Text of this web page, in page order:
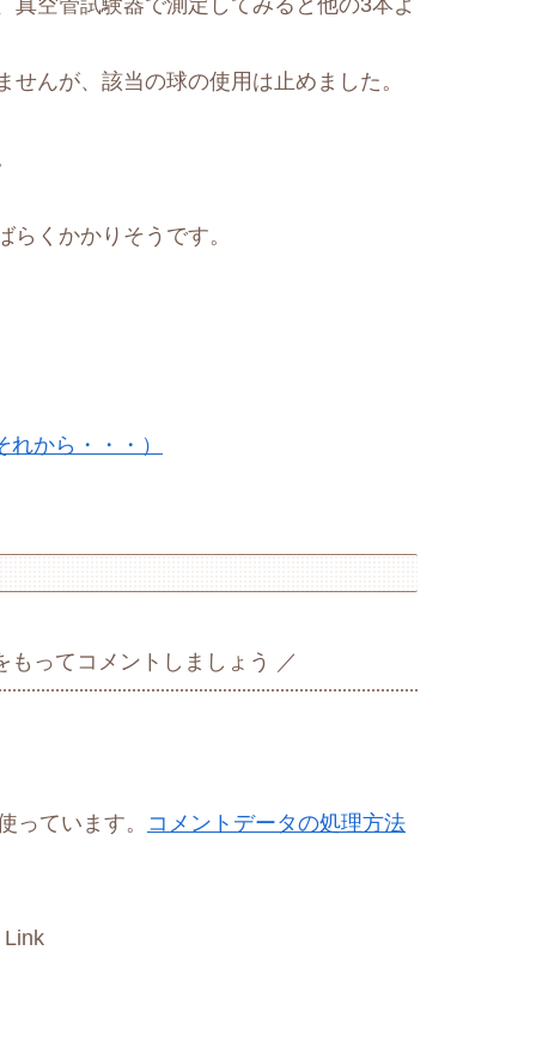
空管試験器で測定してみると他の3本よ
んが、該当の球の使用は止めました。
くかかりそうです。
から・・・）
ってコメントしましょう
っています。 コメントデータの処理方法